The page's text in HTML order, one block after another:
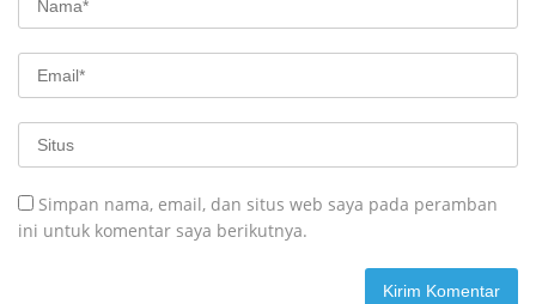
Simpan nama, email, dan situs web saya pada peramban
ini untuk komentar saya berikutnya.